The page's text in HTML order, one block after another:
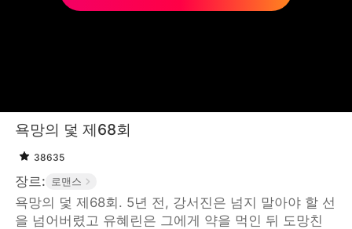
욕망의 덫 제68회
38635
장르: 로맨스
욕망의 덫 제68회. 5년 전, 강서진은 넘지 말아야 할 선
을 넘어버렸고 유혜린은 그에게 약을 먹인 뒤 도망친